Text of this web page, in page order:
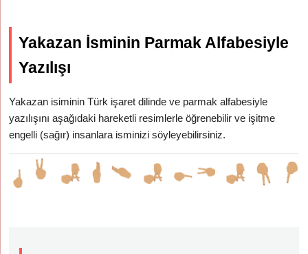
Yakazan İsminin Parmak Alfabesiyle
Yazılışı
Yakazan isiminin Türk işaret dilinde ve parmak alfabesiyle
yazılışını aşağıdaki hareketli resimlerle öğrenebilir ve işitme
engelli (sağır) insanlara isminizi söyleyebilirsiniz.